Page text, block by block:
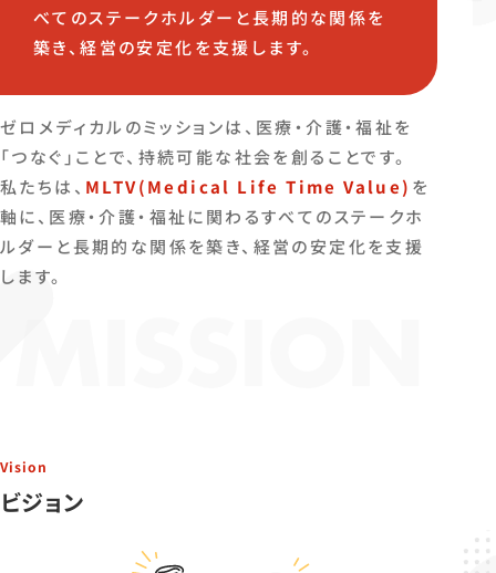
べてのステークホルダーと長期的な関係を
築き、経営の安定化を支援します。
ゼロメディカルのミッションは、医療・介護・福祉を
「つなぐ」ことで、持続可能な社会を創ることです。
私たちは、 MLTV(Medical Life Time Value) を
軸に、医療・介護・福祉に関わるすべてのステークホ
ルダーと長期的な関係を築き、経営の安定化を支援
します。
Vision
ビジョン